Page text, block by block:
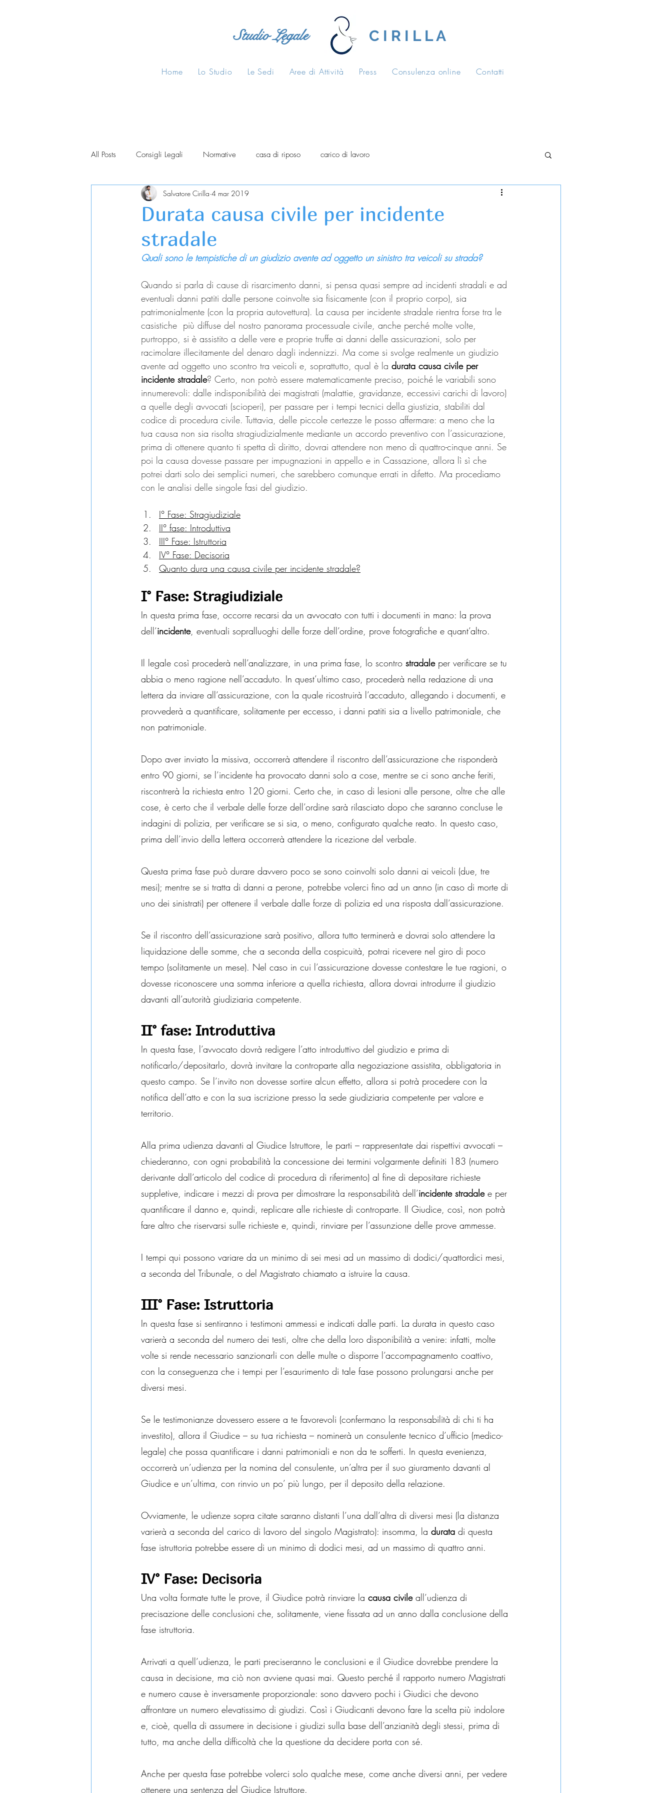
Studio Legale C I R I L L A
Home Lo Studio Le Sedi Aree di Attività Press Consulenza online Contatti
All Posts Consigli Legali Normative casa di riposo carico di lavoro
Durata causa civile per incidente
stradale
Salvatore Cirilla 4 mar 2019
Quali sono le tempistiche di un giudizio avente ad oggetto un sinistro tra veicoli su strada?
Quando si parla di cause di risarcimento danni, si pensa quasi sempre ad incidenti stradali e ad
eventuali danni patiti dalle persone coinvolte sia fisicamente (con il proprio corpo), sia
patrimonialmente (con la propria autovettura). La causa per incidente stradale rientra forse tra le
casistiche  più diffuse del nostro panorama processuale civile, anche perché molte volte,
purtroppo, si è assistito a delle vere e proprie truffe ai danni delle assicurazioni, solo per
racimolare illecitamente del denaro dagli indennizzi. Ma come si svolge realmente un giudizio
avente ad oggetto uno scontro tra veicoli e, soprattutto, qual è la durata causa civile per
incidente stradale? Certo, non potrò essere matematicamente preciso, poiché le variabili sono
innumerevoli: dalle indisponibilità dei magistrati (malattie, gravidanze, eccessivi carichi di lavoro)
a quelle degli avvocati (scioperi), per passare per i tempi tecnici della giustizia, stabiliti dal
codice di procedura civile. Tuttavia, delle piccole certezze le posso affermare: a meno che la
tua causa non sia risolta stragiudizialmente mediante un accordo preventivo con l’assicurazione,
prima di ottenere quanto ti spetta di diritto, dovrai attendere non meno di quattro-cinque anni. Se
poi la causa dovesse passare per impugnazioni in appello e in Cassazione, allora lì sì che
potrei darti solo dei semplici numeri, che sarebbero comunque errati in difetto. Ma procediamo
con le analisi delle singole fasi del giudizio.
I° Fase: Stragiudiziale
II° fase: Introduttiva
III° Fase: Istruttoria
IV° Fase: Decisoria
Quanto dura una causa civile per incidente stradale?
I° Fase: Stragiudiziale
In questa prima fase, occorre recarsi da un avvocato con tutti i documenti in mano: la prova
dell’incidente, eventuali sopralluoghi delle forze dell’ordine, prove fotografiche e quant’altro.
Il legale così procederà nell’analizzare, in una prima fase, lo scontro stradale per verificare se tu
abbia o meno ragione nell’accaduto. In quest’ultimo caso, procederà nella redazione di una
lettera da inviare all’assicurazione, con la quale ricostruirà l’accaduto, allegando i documenti, e
provvederà a quantificare, solitamente per eccesso, i danni patiti sia a livello patrimoniale, che
non patrimoniale.
Dopo aver inviato la missiva, occorrerà attendere il riscontro dell’assicurazione che risponderà
entro 90 giorni, se l’incidente ha provocato danni solo a cose, mentre se ci sono anche feriti,
riscontrerà la richiesta entro 120 giorni. Certo che, in caso di lesioni alle persone, oltre che alle
cose, è certo che il verbale delle forze dell’ordine sarà rilasciato dopo che saranno concluse le
indagini di polizia, per verificare se si sia, o meno, configurato qualche reato. In questo caso,
prima dell’invio della lettera occorrerà attendere la ricezione del verbale.
Questa prima fase può durare davvero poco se sono coinvolti solo danni ai veicoli (due, tre
mesi); mentre se si tratta di danni a perone, potrebbe volerci fino ad un anno (in caso di morte di
uno dei sinistrati) per ottenere il verbale dalle forze di polizia ed una risposta dall’assicurazione.
Se il riscontro dell’assicurazione sarà positivo, allora tutto terminerà e dovrai solo attendere la
liquidazione delle somme, che a seconda della cospicuità, potrai ricevere nel giro di poco
tempo (solitamente un mese). Nel caso in cui l’assicurazione dovesse contestare le tue ragioni, o
dovesse riconoscere una somma inferiore a quella richiesta, allora dovrai introdurre il giudizio
davanti all’autorità giudiziaria competente.
II° fase: Introduttiva
In questa fase, l’avvocato dovrà redigere l’atto introduttivo del giudizio e prima di
notificarlo/depositarlo, dovrà invitare la controparte alla negoziazione assistita, obbligatoria in
questo campo. Se l’invito non dovesse sortire alcun effetto, allora si potrà procedere con la
notifica dell’atto e con la sua iscrizione presso la sede giudiziaria competente per valore e
territorio.
Alla prima udienza davanti al Giudice Istruttore, le parti – rappresentate dai rispettivi avvocati –
chiederanno, con ogni probabilità la concessione dei termini volgarmente definiti 183 (numero
derivante dall’articolo del codice di procedura di riferimento) al fine di depositare richieste
suppletive, indicare i mezzi di prova per dimostrare la responsabilità dell’incidente stradale e per
quantificare il danno e, quindi, replicare alle richieste di controparte. Il Giudice, così, non potrà
fare altro che riservarsi sulle richieste e, quindi, rinviare per l’assunzione delle prove ammesse.
I tempi qui possono variare da un minimo di sei mesi ad un massimo di dodici/quattordici mesi,
a seconda del Tribunale, o del Magistrato chiamato a istruire la causa.
III° Fase: Istruttoria
In questa fase si sentiranno i testimoni ammessi e indicati dalle parti. La durata in questo caso
varierà a seconda del numero dei testi, oltre che della loro disponibilità a venire: infatti, molte
volte si rende necessario sanzionarli con delle multe o disporre l’accompagnamento coattivo,
con la conseguenza che i tempi per l’esaurimento di tale fase possono prolungarsi anche per
diversi mesi.
Se le testimonianze dovessero essere a te favorevoli (confermano la responsabilità di chi ti ha
investito), allora il Giudice – su tua richiesta – nominerà un consulente tecnico d’ufficio (medico-
legale) che possa quantificare i danni patrimoniali e non da te sofferti. In questa evenienza,
occorrerà un’udienza per la nomina del consulente, un’altra per il suo giuramento davanti al
Giudice e un’ultima, con rinvio un po’ più lungo, per il deposito della relazione.
Ovviamente, le udienze sopra citate saranno distanti l’una dall’altra di diversi mesi (la distanza
varierà a seconda del carico di lavoro del singolo Magistrato): insomma, la durata di questa
fase istruttoria potrebbe essere di un minimo di dodici mesi, ad un massimo di quattro anni.
IV° Fase: Decisoria
Una volta formate tutte le prove, il Giudice potrà rinviare la causa civile all’udienza di
precisazione delle conclusioni che, solitamente, viene fissata ad un anno dalla conclusione della
fase istruttoria.
Arrivati a quell’udienza, le parti preciseranno le conclusioni e il Giudice dovrebbe prendere la
causa in decisione, ma ciò non avviene quasi mai. Questo perché il rapporto numero Magistrati
e numero cause è inversamente proporzionale: sono davvero pochi i Giudici che devono
affrontare un numero elevatissimo di giudizi. Così i Giudicanti devono fare la scelta più indolore
e, cioè, quella di assumere in decisione i giudizi sulla base dell’anzianità degli stessi, prima di
tutto, ma anche della difficoltà che la questione da decidere porta con sé.
Anche per questa fase potrebbe volerci solo qualche mese, come anche diversi anni, per vedere
ottenere una sentenza del Giudice Istruttore.